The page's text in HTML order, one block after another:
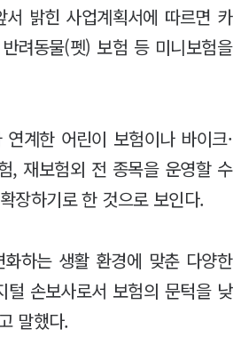
밝힌 사업계획서에 따르면 카
려동물(펫) 보험 등 미니보험을
계한 어린이 보험이나 바이크·
, 재보험외 전 종목을 운영할 수
장하기로 한 것으로 보인다.
하는 생활 환경에 맞춘 다양한
손보사로서 보험의 문턱을 낮
말했다.